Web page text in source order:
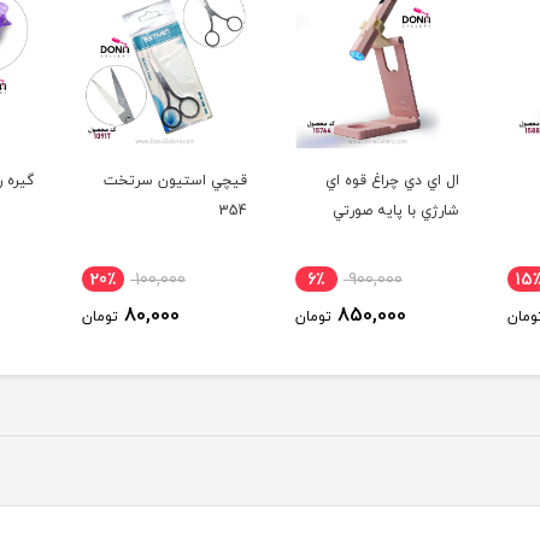
6٪
قيچي استيون سرتخت
354
100,000 20٪
80,000 تومان
گيره ريمو کليپسي بنفش
90,000 6٪
85,000 تومان